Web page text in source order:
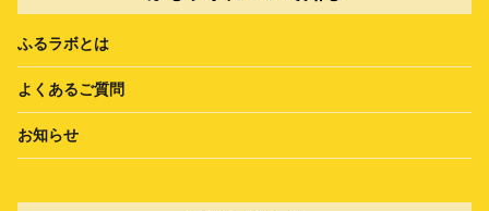
ふるラボとは
よくあるご質問
お知らせ